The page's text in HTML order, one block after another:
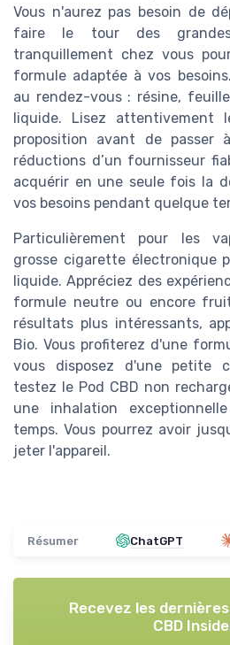
Vous n'aurez pas besoin de
faire le tour des grandes
tranquillement chez vous
formule adaptée à vos
au rendez-vous : résine,
liquide. Lisez attentivement
proposition avant de passer
réductions d’un fournisseur
acquérir en une seule fois la
vos besoins pendant quelque
Particulièrement pour les
grosse cigarette électronique
liquide. Appréciez des
formule neutre ou encore
résultats plus intéressants,
Bio. Vous profiterez d'une
vous disposez d'une petite
testez le Pod CBD non
une inhalation
temps. Vous pourrez avoir
jeter l'appareil.
Résumer ChatGPT
Recevez les
CBD